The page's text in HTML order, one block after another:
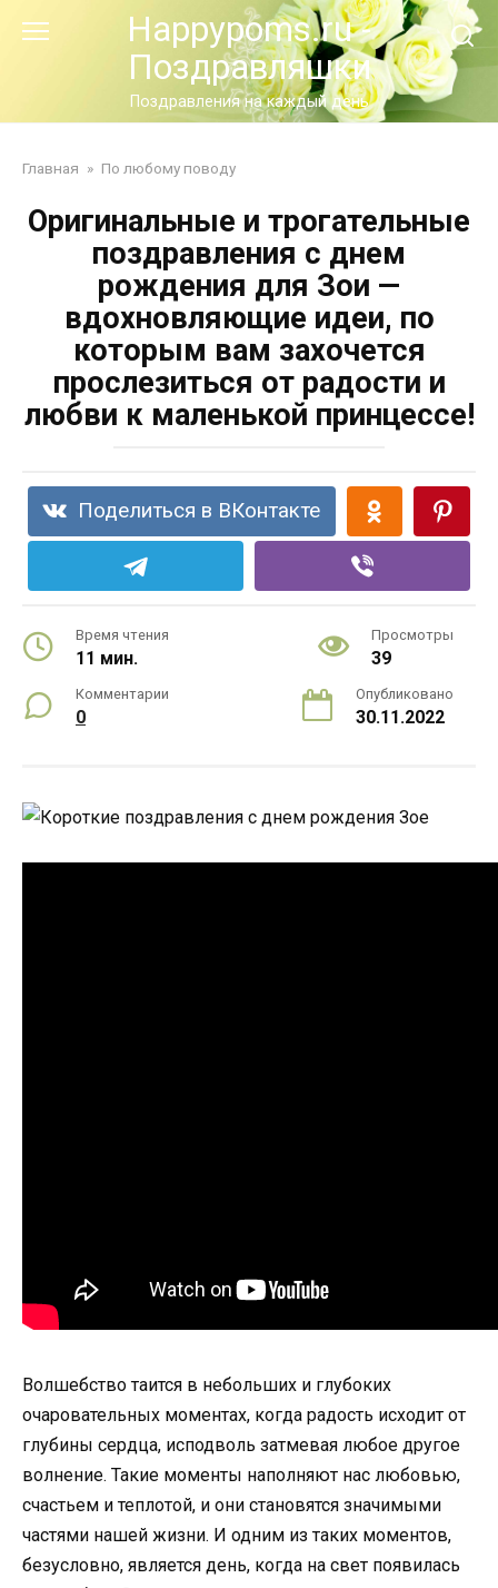
Happypoms.ru -
Поздравляшки
Поздравления на каждый день
Главная » По любому поводу
Оригинальные и трогательные
поздравления с днем
рождения для Зои —
вдохновляющие идеи, по
которым вам захочется
прослезиться от радости и
любви к маленькой принцессе!
Поделиться в ВКонтакте
Время чтения
11 мин.
Просмотры
39
Комментарии
0
Опубликовано
30.11.2022
Волшебство таится в небольших и глубоких
очаровательных моментах, когда радость исходит от
глубины сердца, исподволь затмевая любое другое
волнение. Такие моменты наполняют нас любовью,
счастьем и теплотой, и они становятся значимыми
частями нашей жизни. И одним из таких моментов,
безусловно, является день, когда на свет появилась